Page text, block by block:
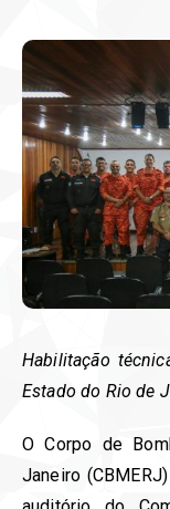
Habilitação
Estado do Rio de
O Corpo de
Janeiro